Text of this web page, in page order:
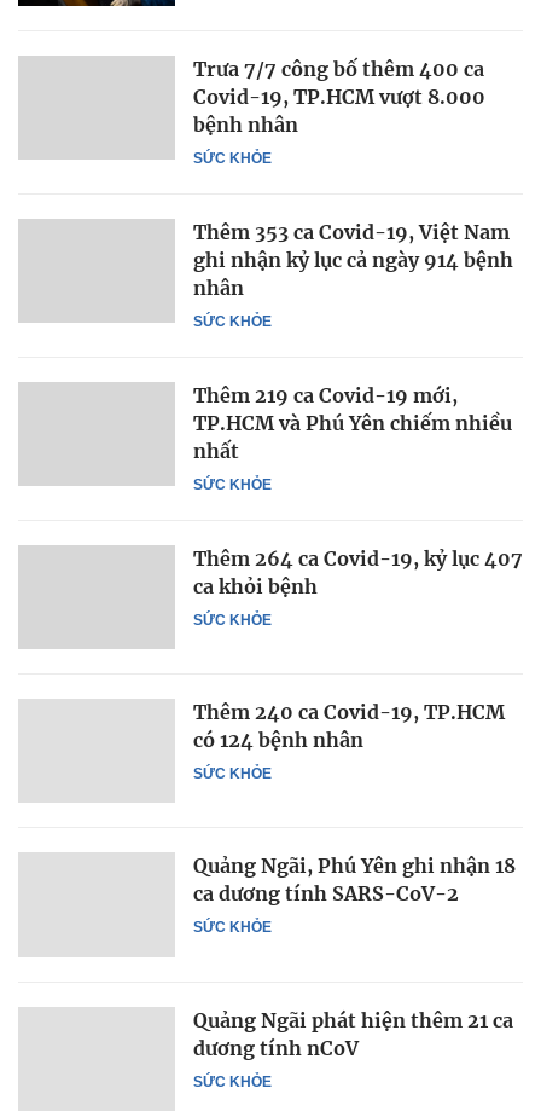
SỨC KHỎE
Trưa 7/7 công bố thêm 400 ca
Covid-19, TP.HCM vượt 8.000
bệnh nhân
SỨC KHỎE
Thêm 353 ca Covid-19, Việt Nam
ghi nhận kỷ lục cả ngày 914 bệnh
nhân
SỨC KHỎE
Thêm 219 ca Covid-19 mới,
TP.HCM và Phú Yên chiếm nhiều
nhất
SỨC KHỎE
Thêm 264 ca Covid-19, kỷ lục 407
ca khỏi bệnh
SỨC KHỎE
Thêm 240 ca Covid-19, TP.HCM
có 124 bệnh nhân
SỨC KHỎE
Quảng Ngãi, Phú Yên ghi nhận 18
ca dương tính SARS-CoV-2
SỨC KHỎE
Quảng Ngãi phát hiện thêm 21 ca
dương tính nCoV